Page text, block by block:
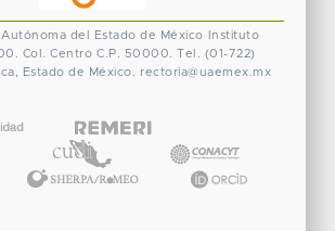
Autónoma del Estado de México
Instituto
Col. Centro C.P. 50000. Tel. (01-722)
Estado de México. rectoria@uaemex.mx